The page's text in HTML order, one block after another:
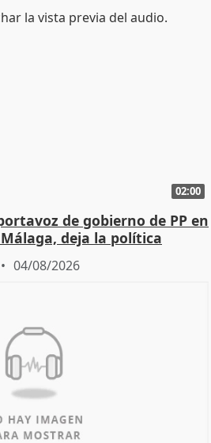
02:00
de gobierno de PP en
deja la política
04/08/2026